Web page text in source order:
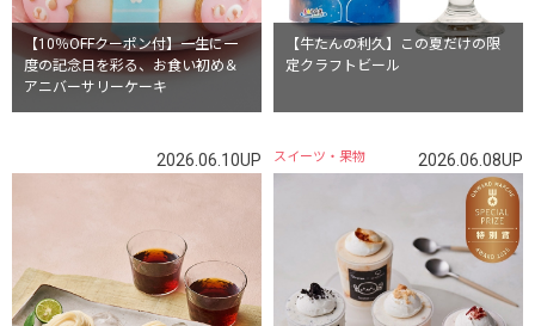
【10％OFFクーポン付】一生に一
度の記念日を彩る、お食い初め＆
アニバーサリーケーキ
【牛たんの利久】この夏だけの限
定クラフトビール
2026.06.10UP スイーツ・果物 2026.06.08UP